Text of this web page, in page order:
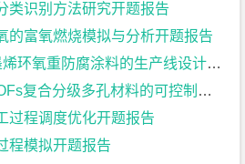
类识别方法研究开题报告
的富氧燃烧模拟与分析开题报告
氧重防腐涂料的生产线设计开题报告
可控制备及其负载钯催化剂在选择性催化氧化、还原反应中的应用开题报告
过程调度优化开题报告
程模拟开题报告